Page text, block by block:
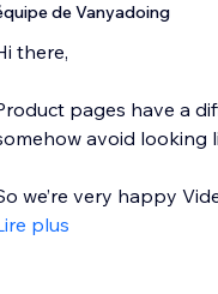
de Vanyadoing
there,
pages have a
avoid looking
we’re very happy
plus